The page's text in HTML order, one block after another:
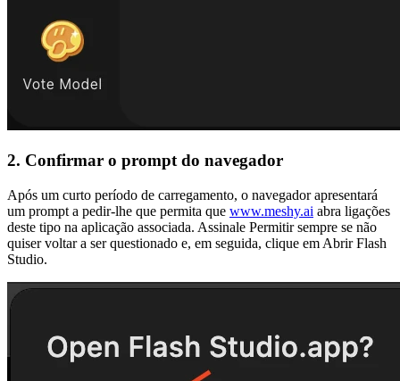
2. Confirmar o prompt do navegador
Após um curto período de carregamento, o navegador apresentará
um prompt a pedir-lhe que permita que www.meshy.ai abra ligações
deste tipo na aplicação associada. Assinale Permitir sempre se não
quiser voltar a ser questionado e, em seguida, clique em Abrir Flash
Studio.